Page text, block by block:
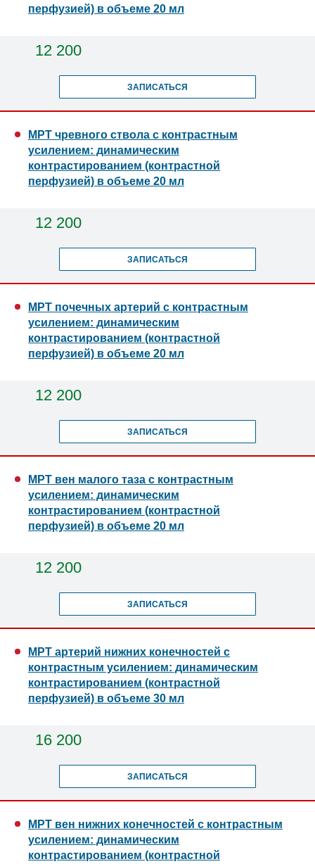
перфузией) в объеме 20 мл
12 200
ЗАПИСАТЬСЯ
МРТ чревного ствола с контрастным
усилением: динамическим
контрастированием (контрастной
перфузией) в объеме 20 мл
12 200
ЗАПИСАТЬСЯ
МРТ почечных артерий с контрастным
усилением: динамическим
контрастированием (контрастной
перфузией) в объеме 20 мл
12 200
ЗАПИСАТЬСЯ
МРТ вен малого таза с контрастным
усилением: динамическим
контрастированием (контрастной
перфузией) в объеме 20 мл
12 200
ЗАПИСАТЬСЯ
МРТ артерий нижних конечностей с
контрастным усилением: динамическим
контрастированием (контрастной
перфузией) в объеме 30 мл
16 200
ЗАПИСАТЬСЯ
МРТ вен нижних конечностей с контрастным
усилением: динамическим
контрастированием (контрастной